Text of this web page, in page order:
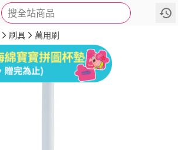
搜全站商品
評價 詳情
刷具 萬用刷